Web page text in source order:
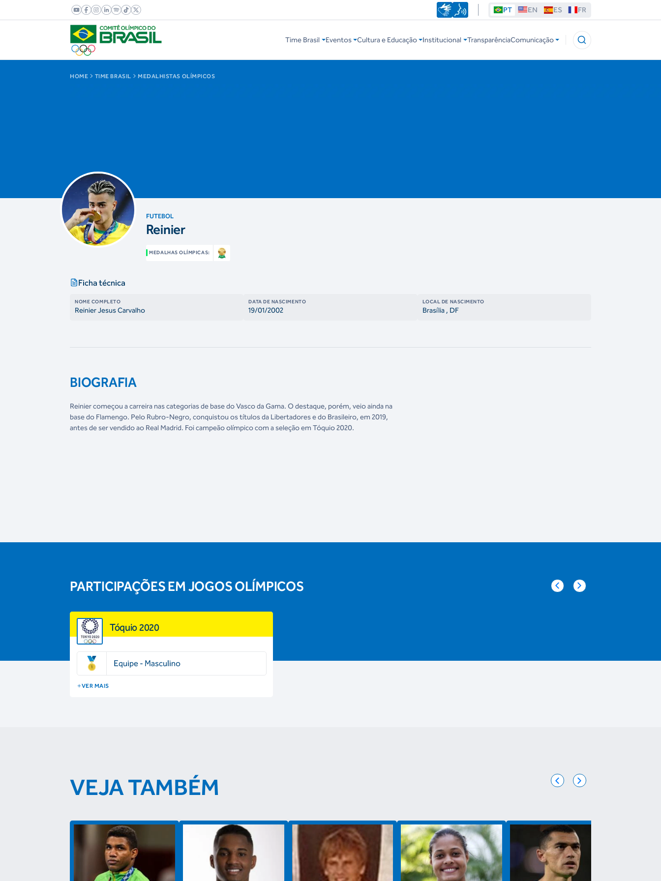
PT EN ES FR
Time Brasil Eventos Cultura e Educação Institucional TransparênciaComunicação
HOME TIME BRASIL MEDALHISTAS OLÍMPICOS
FUTEBOL
Reinier
MEDALHAS OLÍMPICAS:
Ficha técnica
NOME COMPLETO
Reinier Jesus Carvalho
DATA DE NASCIMENTO
19/01/2002
LOCAL DE NASCIMENTO
Brasília , DF
BIOGRAFIA
Reinier começou a carreira nas categorias de base do Vasco da Gama. O destaque, porém, veio ainda na
base do Flamengo. Pelo Rubro-Negro, conquistou os títulos da Libertadores e do Brasileiro, em 2019,
antes de ser vendido ao Real Madrid. Foi campeão olímpico com a seleção em Tóquio 2020.
PARTICIPAÇÕES EM JOGOS OLÍMPICOS
Tóquio 2020
Equipe - Masculino
VER MAIS
VEJA TAMBÉM